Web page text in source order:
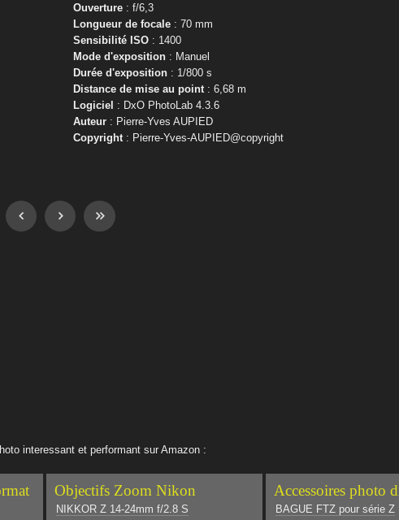
Ouverture : f/6,3
Longueur de focale : 70 mm
Sensibilité ISO : 1400
Mode d'exposition : Manuel
Durée d'exposition : 1/800 s
Distance de mise au point : 6,68 m
Logiciel : DxO PhotoLab 4.3.6
Auteur : Pierre-Yves AUPIED
Copyright : Pierre-Yves-AUPIED@copyright
interessant et performant sur Amazon :
Objectifs Zoom Nikon
NIKKOR Z 14-24mm f/2.8 S
Accessoires photo
BAGUE FTZ pour série Z